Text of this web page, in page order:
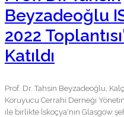
Beyzadeoğlu
2022
Katıldı
Prof. Dr. Tahsin Beyzadeoğlu,
Koruyucu Cerrahi Derneği
ile birlikte İskoçya'nın Glasgow